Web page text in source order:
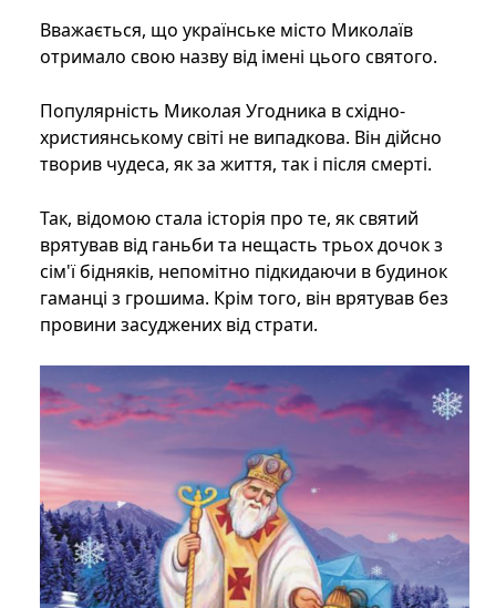
Вважається, що українське місто Миколаїв
отримало свою назву від імені цього святого.
Популярність Миколая Угодника в східно-
християнському світі не випадкова. Він дійсно
творив чудеса, як за життя, так і після смерті.
Так, відомою стала історія про те, як святий
врятував від ганьби та нещасть трьох дочок з
сім'ї бідняків, непомітно підкидаючи в будинок
гаманці з грошима. Крім того, він врятував без
провини засуджених від страти.